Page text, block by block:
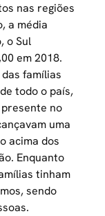
nas regiões
a média
o Sul
em 2018.
famílias
todo o país,
no
uma
acima dos
Enquanto
tinham
sendo